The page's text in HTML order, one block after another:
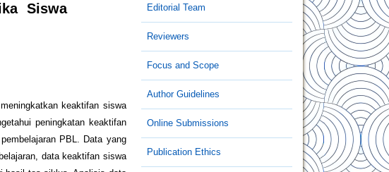
Editorial Team
Reviewers
Focus and Scope
Author Guidelines
Online Submissions
Publication Ethics
Siswa
keaktifan siswa
peningkatan keaktifan
PBL. Data yang
data keaktifan siswa